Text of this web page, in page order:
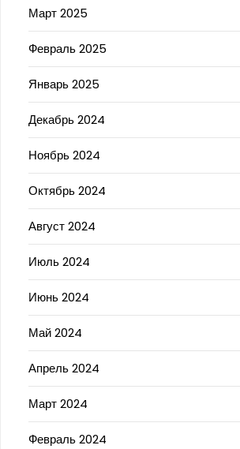
Март 2025
Февраль 2025
Январь 2025
Декабрь 2024
Ноябрь 2024
Октябрь 2024
Август 2024
Июль 2024
Июнь 2024
Май 2024
Апрель 2024
Март 2024
Февраль 2024